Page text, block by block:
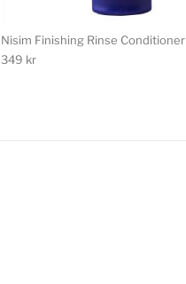
Nisim Finishing Rinse Conditioner
349 kr